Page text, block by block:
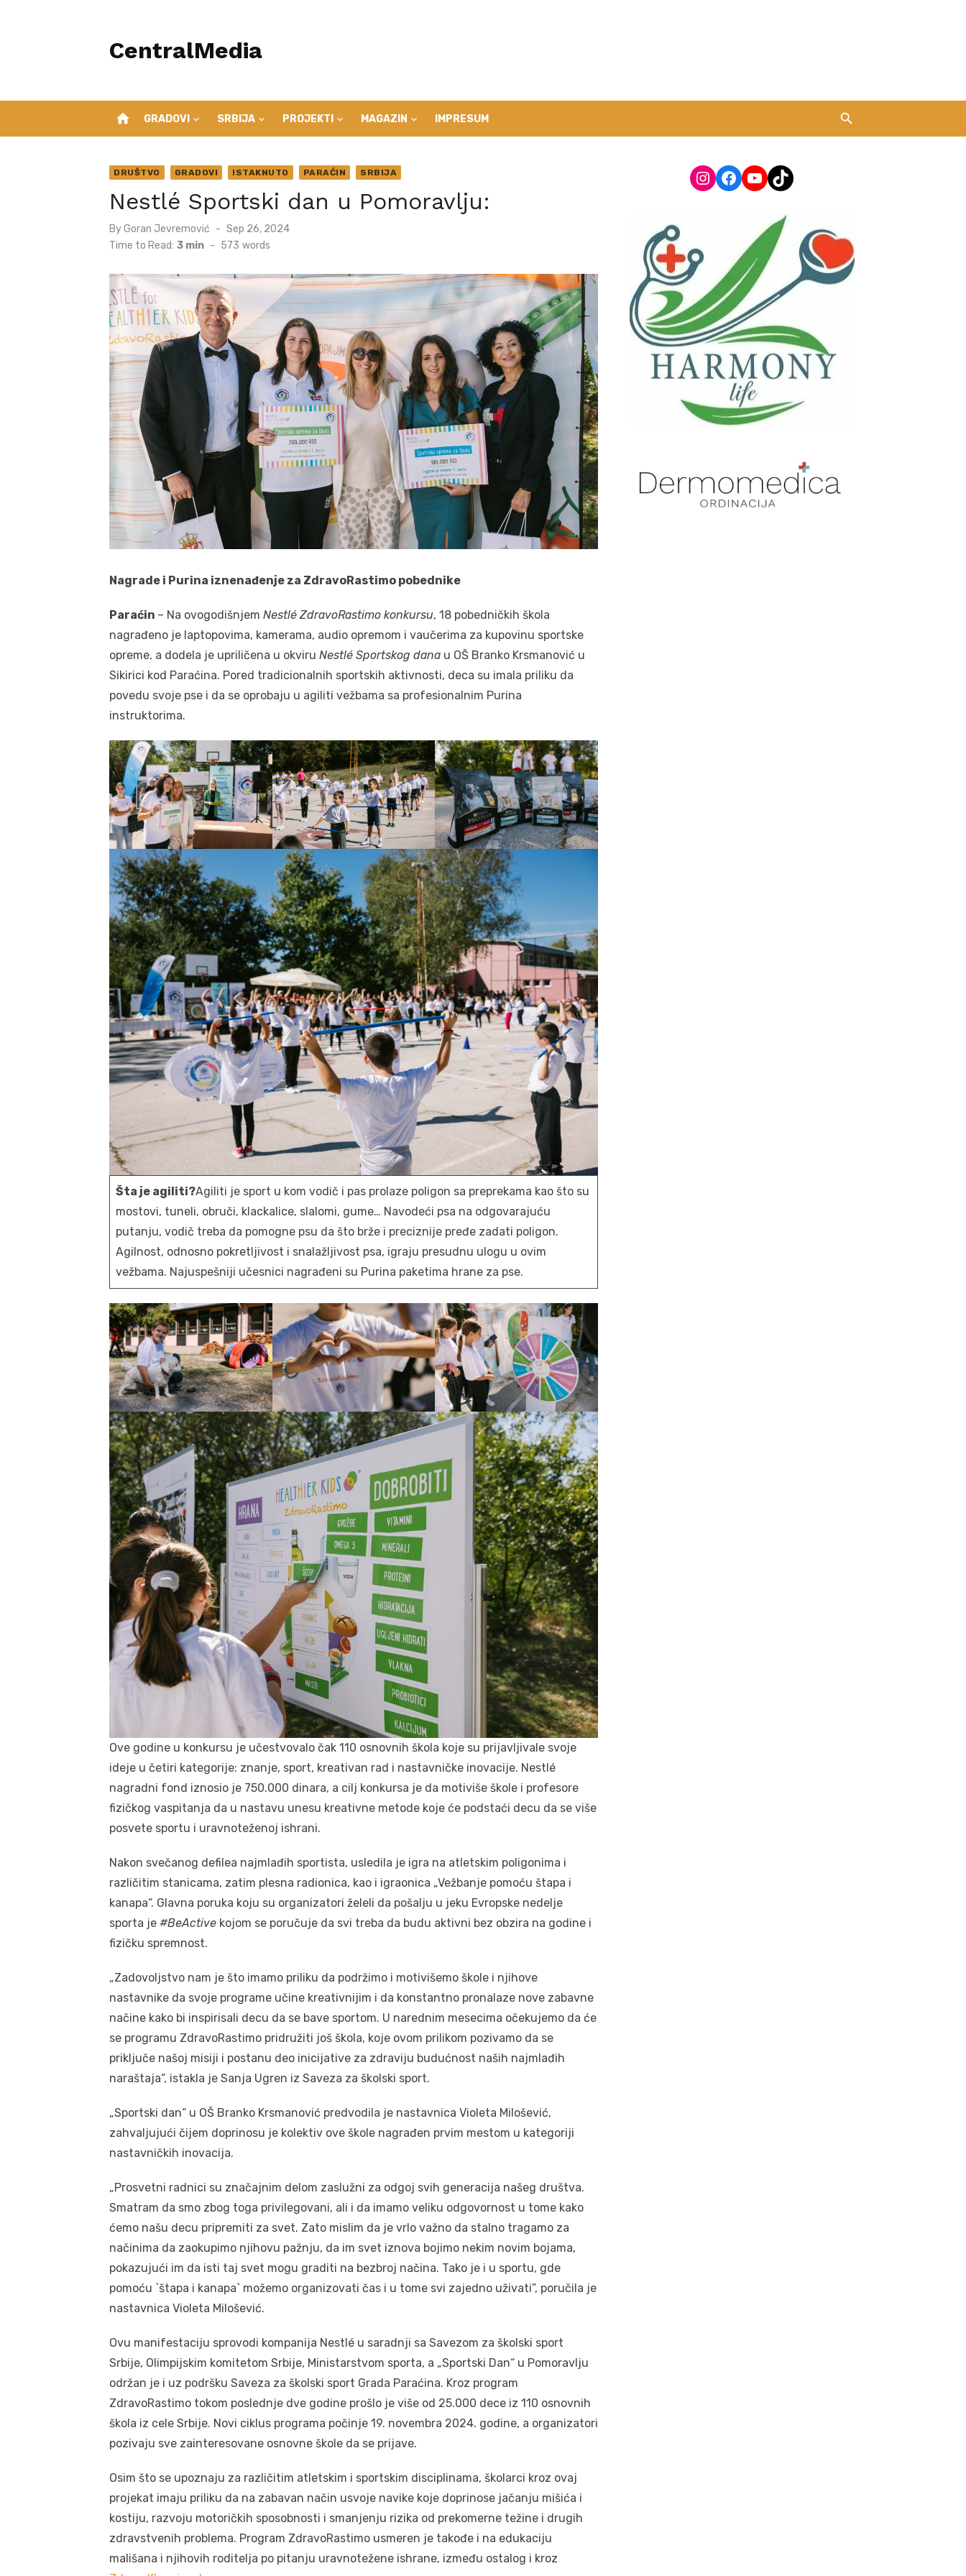
CentralMedia
home GRADOVI SRBIJA PROJEKTI MAGAZIN IMPRESUM
DRUŠTVO GRADOVI ISTAKNUTO PARAĆIN SRBIJA
Nestlé Sportski dan u Pomoravlju:
ByGoran Jevremović
Posted
on
Sep 26, 2024
Time to Read: 3 min - 573 words
Nagrade i Purina iznenađenje za ZdravoRastimo pobednike
Paraćin – Na ovogodišnjem Nestlé ZdravoRastimo konkursu, 18 pobedničkih škola
nagrađeno je laptopovima, kamerama, audio opremom i vaučerima za kupovinu sportske
opreme, a dodela je upriličena u okviru Nestlé Sportskog dana u OŠ Branko Krsmanović u
Sikirici kod Paraćina. Pored tradicionalnih sportskih aktivnosti, deca su imala priliku da
povedu svoje pse i da se oprobaju u agiliti vežbama sa profesionalnim Purina
instruktorima.
Šta je agiliti?Agiliti je sport u kom vodič i pas prolaze poligon sa preprekama kao što su
mostovi, tuneli, obruči, klackalice, slalomi, gume… Navodeći psa na odgovarajuću
putanju, vodič treba da pomogne psu da što brže i preciznije pređe zadati poligon.
Agilnost, odnosno pokretljivost i snalažljivost psa, igraju presudnu ulogu u ovim
vežbama. Najuspešniji učesnici nagrađeni su Purina paketima hrane za pse.
Ove godine u konkursu je učestvovalo čak 110 osnovnih škola koje su prijavljivale svoje
ideje u četiri kategorije: znanje, sport, kreativan rad i nastavničke inovacije. Nestlé
nagradni fond iznosio je 750.000 dinara, a cilj konkursa je da motiviše škole i profesore
fizičkog vaspitanja da u nastavu unesu kreativne metode koje će podstaći decu da se više
posvete sportu i uravnoteženoj ishrani.
Nakon svečanog defilea najmlađih sportista, usledila je igra na atletskim poligonima i
različitim stanicama, zatim plesna radionica, kao i igraonica „Vežbanje pomoću štapa i
kanapa“. Glavna poruka koju su organizatori želeli da pošalju u jeku Evropske nedelje
sporta je #BeActive kojom se poručuje da svi treba da budu aktivni bez obzira na godine i
fizičku spremnost.
„Zadovoljstvo nam je što imamo priliku da podržimo i motivišemo škole i njihove
nastavnike da svoje programe učine kreativnijim i da konstantno pronalaze nove zabavne
načine kako bi inspirisali decu da se bave sportom. U narednim mesecima očekujemo da će
se programu ZdravoRastimo pridružiti još škola, koje ovom prilikom pozivamo da se
priključe našoj misiji i postanu deo inicijative za zdraviju budućnost naših najmlađih
naraštaja“, istakla je Sanja Ugren iz Saveza za školski sport.
„Sportski dan“ u OŠ Branko Krsmanović predvodila je nastavnica Violeta Milošević,
zahvaljujući čijem doprinosu je kolektiv ove škole nagrađen prvim mestom u kategoriji
nastavničkih inovacija.
„Prosvetni radnici su značajnim delom zaslužni za odgoj svih generacija našeg društva.
Smatram da smo zbog toga privilegovani, ali i da imamo veliku odgovornost u tome kako
ćemo našu decu pripremiti za svet. Zato mislim da je vrlo važno da stalno tragamo za
načinima da zaokupimo njihovu pažnju, da im svet iznova bojimo nekim novim bojama,
pokazujući im da isti taj svet mogu graditi na bezbroj načina. Tako je i u sportu, gde
pomoću `štapa i kanapa` možemo organizovati čas i u tome svi zajedno uživati”, poručila je
nastavnica Violeta Milošević.
Ovu manifestaciju sprovodi kompanija Nestlé u saradnji sa Savezom za školski sport
Srbije, Olimpijskim komitetom Srbije, Ministarstvom sporta, a „Sportski Dan“ u Pomoravlju
održan je i uz podršku Saveza za školski sport Grada Paraćina. Kroz program
ZdravoRastimo tokom poslednje dve godine prošlo je više od 25.000 dece iz 110 osnovnih
škola iz cele Srbije. Novi ciklus programa počinje 19. novembra 2024. godine, a organizatori
pozivaju sve zainteresovane osnovne škole da se prijave.
Osim što se upoznaju za različitim atletskim i sportskim disciplinama, školarci kroz ovaj
projekat imaju priliku da na zabavan način usvoje navike koje doprinose jačanju mišića i
kostiju, razvoju motoričkih sposobnosti i smanjenju rizika od prekomerne težine i drugih
zdravstvenih problema. Program ZdravoRastimo usmeren je takođe i na edukaciju
mališana i njihovih roditelja po pitanju uravnotežene ishrane, između ostalog i kroz
Instagram
Facebook
YouTube
TikTok